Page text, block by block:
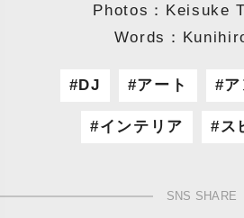
Photos：Keisuke
Words：
DJ アート
インテリア ス
SNS SHARE